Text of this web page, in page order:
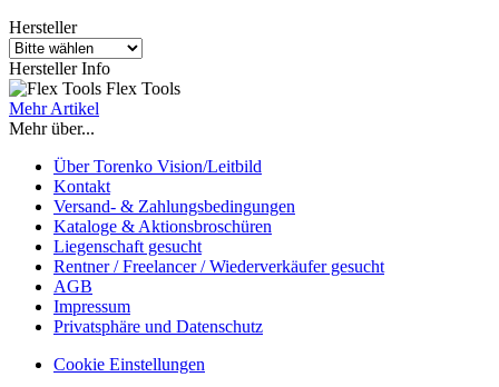
Hersteller
Hersteller Info
Flex Tools
Mehr Artikel
Mehr über...
Über Torenko Vision/Leitbild
Kontakt
Versand- & Zahlungsbedingungen
Kataloge & Aktionsbroschüren
Liegenschaft gesucht
Rentner / Freelancer / Wiederverkäufer gesucht
AGB
Impressum
Privatsphäre und Datenschutz
Cookie Einstellungen